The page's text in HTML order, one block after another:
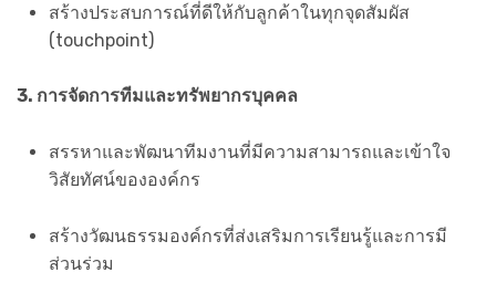
สร้างประสบการณ์ที่ดีให้กับลูกค้าในทุกจุดสัมผัส
(touchpoint)
3. การจัดการทีมและทรัพยากรบุคคล
สรรหาและพัฒนาทีมงานที่มีความสามารถและเข้าใจ
วิสัยทัศน์ขององค์กร
สร้างวัฒนธรรมองค์กรที่ส่งเสริมการเรียนรู้และการมี
ส่วนร่วม